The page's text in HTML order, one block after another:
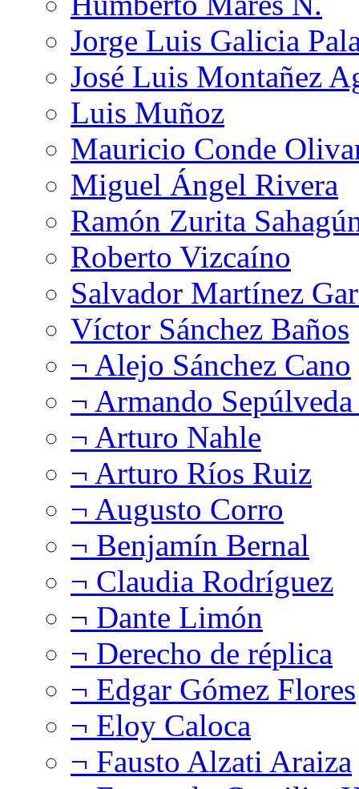
Jorge Luis Galicia
José Luis Montañez
Luis Muñoz
Mauricio Conde
Miguel Ángel Rivera
Ramón Zurita
Roberto Vizcaíno
Salvador Martínez
Víctor Sánchez Baños
¬ Alejo Sánchez Cano
¬ Armando
¬ Arturo Nahle
¬ Arturo Ríos Ruiz
¬ Augusto Corro
¬ Benjamín Bernal
¬ Claudia Rodríguez
¬ Dante Limón
¬ Derecho de réplica
¬ Edgar Gómez Flores
¬ Eloy Caloca
¬ Fausto Alzati Araiza